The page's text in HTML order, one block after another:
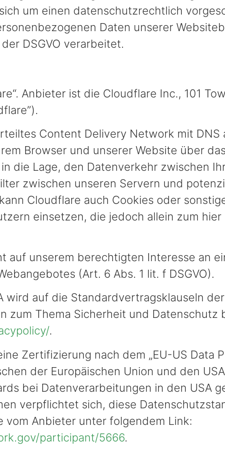
um einen datenschutzrechtlich
Daten unserer
DSGVO verarbeitet.
Anbieter ist die Cloudflare Inc., 101
Content Delivery Network mit DNS
Browser und unserer Website über
die Lage, den Datenverkehr zwischen
zwischen unseren Servern und
Cloudflare auch Cookies oder
einsetzen, die jedoch allein zum
auf unserem berechtigten Interesse an
(Art. 6 Abs. 1 lit. f DSGVO).
wird auf die Standardvertragsklauseln
zum Thema Sicherheit und Datenschutz
.
Zertifizierung nach dem „EU-US Data
der Europäischen Union und den
bei Datenverarbeitungen in den USA
verpflichtet sich, diese
vom Anbieter unter folgendem Link:
participant/5666.